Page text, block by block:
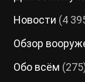
Новости (4
Обзор
Обо всём